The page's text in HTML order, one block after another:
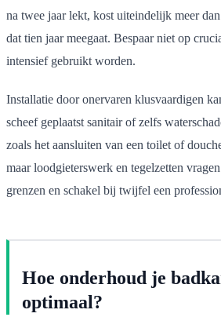
na twee jaar lekt, kost uiteindelijk meer
dat tien jaar meegaat. Bespaar niet op
intensief gebruikt worden.
Installatie door onervaren klusvaardigen
scheef geplaatst sanitair of zelfs
zoals het aansluiten van een toilet of
maar loodgieterswerk en tegelzetten
grenzen en schakel bij twijfel een
Hoe onderhoud je
optimaal?